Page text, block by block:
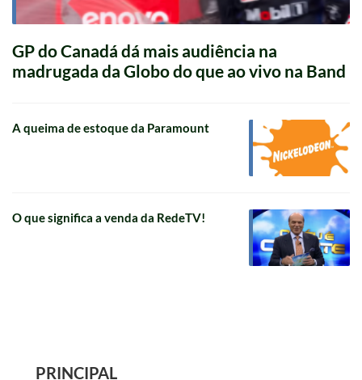
GP do Canadá dá mais audiência na
madrugada da Globo do que ao vivo na Band
A queima de estoque da Paramount
O que significa a venda da RedeTV!
PRINCIPAL